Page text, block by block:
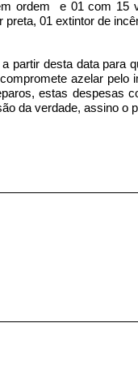
ordem e 01 com
01 extintor de
partir desta data para
azelar
estas despesas
da verdade, assino o